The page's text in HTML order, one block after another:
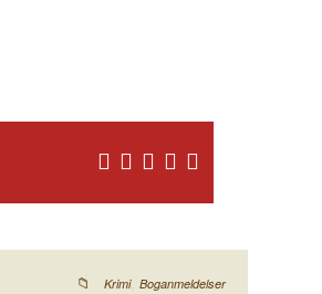
Krimi, Boganmeldelser